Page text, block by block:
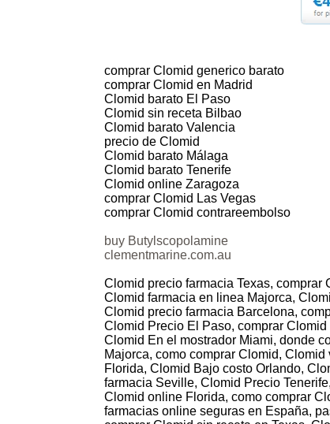
comprar Clomid generico barato
comprar Clomid en Madrid
Clomid barato El Paso
Clomid sin receta Bilbao
Clomid barato Valencia
precio de Clomid
Clomid barato Málaga
Clomid barato Tenerife
Clomid online Zaragoza
comprar Clomid Las Vegas
comprar Clomid contrareembolso
buy Butylscopolamine
clementmarine.com.au
Clomid precio farmacia Texas,
Clomid farmacia en linea Majorca,
Clomid precio farmacia Barcelona,
Clomid Precio El Paso, comprar
Clomid En el mostrador Miami, donde
Majorca, como comprar Clomid,
Florida, Clomid Bajo costo Orlando,
farmacia Seville, Clomid Precio
Clomid online Florida, como comprar
farmacias online seguras en España,